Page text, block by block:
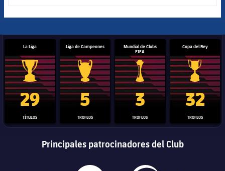
La Liga
Trofeo de La Liga
29
TÍTULOS
Liga de Campeones
Trofeo de la Liga de Campeones
5
TROFEOS
Mundial de Clubs
FIFA
Trofeo del Mundial de
3
TROFEOS
Copa del Rey
Copa del
32
TROFEOS
Principales patrocinadores del Club